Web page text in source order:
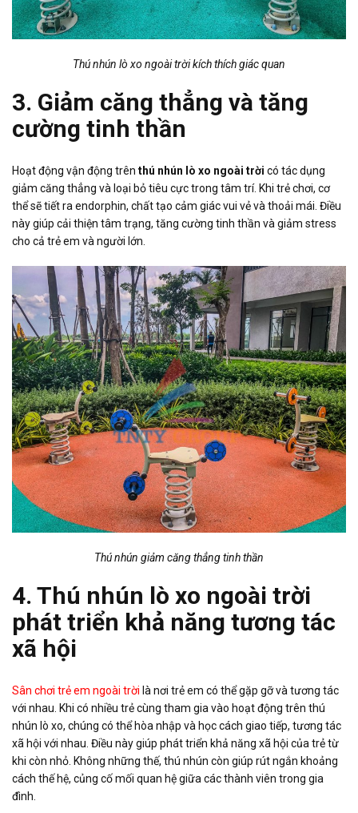
Thú nhún lò xo ngoài trời kích thích giác quan
3. Giảm căng thẳng và tăng
cường tinh thần
Hoạt động vận động trên thú nhún lò xo ngoài trời có tác dụng
giảm căng thẳng và loại bỏ tiêu cực trong tâm trí. Khi trẻ chơi, cơ
thể sẽ tiết ra endorphin, chất tạo cảm giác vui vẻ và thoải mái. Điều
này giúp cải thiện tâm trạng, tăng cường tinh thần và giảm stress
cho cả trẻ em và người lớn.
Thú nhún giảm căng thẳng tinh thần
4. Thú nhún lò xo ngoài trời
phát triển khả năng tương tác
xã hội
Sân chơi trẻ em ngoài trời là nơi trẻ em có thể gặp gỡ và tương tác
với nhau. Khi có nhiều trẻ cùng tham gia vào hoạt động trên thú
nhún lò xo, chúng có thể hòa nhập và học cách giao tiếp, tương tác
xã hội với nhau. Điều này giúp phát triển khả năng xã hội của trẻ từ
khi còn nhỏ. Không những thế, thú nhún còn giúp rút ngắn khoảng
cách thế hệ, củng cố mối quan hệ giữa các thành viên trong gia
đình.